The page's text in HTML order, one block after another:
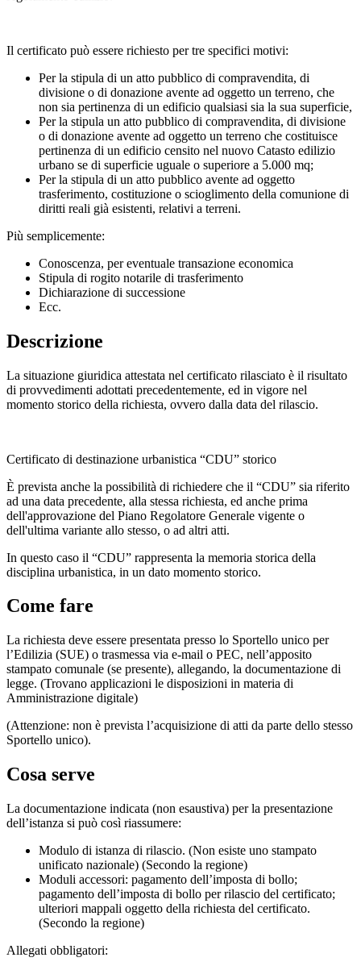
Il certificato può essere richiesto per tre specifici motivi:
Per la stipula di un atto pubblico di compravendita, di
divisione o di donazione avente ad oggetto un terreno, che
non sia pertinenza di un edificio qualsiasi sia la sua superficie,
Per la stipula un atto pubblico di compravendita, di divisione
o di donazione avente ad oggetto un terreno che costituisce
pertinenza di un edificio censito nel nuovo Catasto edilizio
urbano se di superficie uguale o superiore a 5.000 mq;
Per la stipula di un atto pubblico avente ad oggetto
trasferimento, costituzione o scioglimento della comunione di
diritti reali già esistenti, relativi a terreni.
Più semplicemente:
Conoscenza, per eventuale transazione economica
Stipula di rogito notarile di trasferimento
Dichiarazione di successione
Ecc.
Descrizione
La situazione giuridica attestata nel certificato rilasciato è il risultato
di provvedimenti adottati precedentemente, ed in vigore nel
momento storico della richiesta, ovvero dalla data del rilascio.
Certificato di destinazione urbanistica “CDU” storico
È prevista anche la possibilità di richiedere che il “CDU” sia riferito
ad una data precedente, alla stessa richiesta, ed anche prima
dell'approvazione del Piano Regolatore Generale vigente o
dell'ultima variante allo stesso, o ad altri atti.
In questo caso il “CDU” rappresenta la memoria storica della
disciplina urbanistica, in un dato momento storico.
Come fare
La richiesta deve essere presentata presso lo Sportello unico per
l’Edilizia (SUE) o trasmessa via e-mail o PEC, nell’apposito
stampato comunale (se presente), allegando, la documentazione di
legge. (Trovano applicazioni le disposizioni in materia di
Amministrazione digitale)
(Attenzione: non è prevista l’acquisizione di atti da parte dello stesso
Sportello unico).
Cosa serve
La documentazione indicata (non esaustiva) per la presentazione
dell’istanza si può così riassumere:
Modulo di istanza di rilascio. (Non esiste uno stampato
unificato nazionale) (Secondo la regione)
Moduli accessori: pagamento dell’imposta di bollo;
pagamento dell’imposta di bollo per rilascio del certificato;
ulteriori mappali oggetto della richiesta del certificato.
(Secondo la regione)
Allegati obbligatori: